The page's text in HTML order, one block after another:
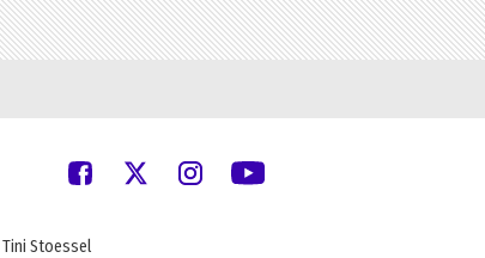
Tini Stoessel